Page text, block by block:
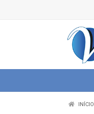
INÍCIO